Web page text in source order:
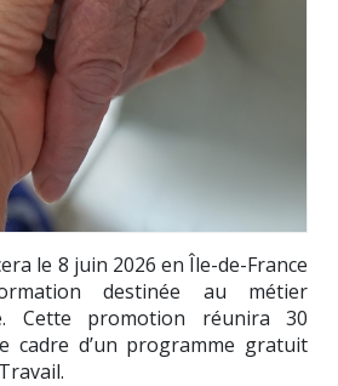
le 8 juin 2026 en Île-de-France
destinée au métier
Cette promotion réunira 30
cadre d’un programme gratuit